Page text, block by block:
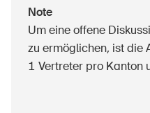
Approfondimenti giuridici
Delegate e delegati alla
Contatto e consulenza
Note
Um eine offene
zu ermöglichen, ist die
1 Vertreter pro Kanton